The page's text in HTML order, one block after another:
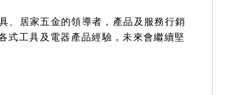
居家五金的領導者，產品及服務行銷
式工具及電器產品經驗，未來會繼續堅